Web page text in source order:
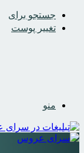
جستجو برای
تغییر پوست
منو